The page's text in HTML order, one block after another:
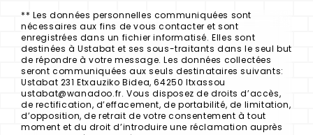
** Les données personnelles communiquées sont
nécessaires aux fins de vous contacter et sont
enregistrées dans un fichier informatisé. Elles sont
destinées à Ustabat et ses sous-traitants dans le seul but
de répondre à votre message. Les données collectées
seront communiquées aux seuls destinataires suivants:
Ustabat 231 Etxauziko Bidea, 64250 Itxassou
ustabat@wanadoo.fr. Vous disposez de droits d’accès,
de rectification, d’effacement, de portabilité, de limitation,
d’opposition, de retrait de votre consentement à tout
moment et du droit d’introduire une réclamation auprès